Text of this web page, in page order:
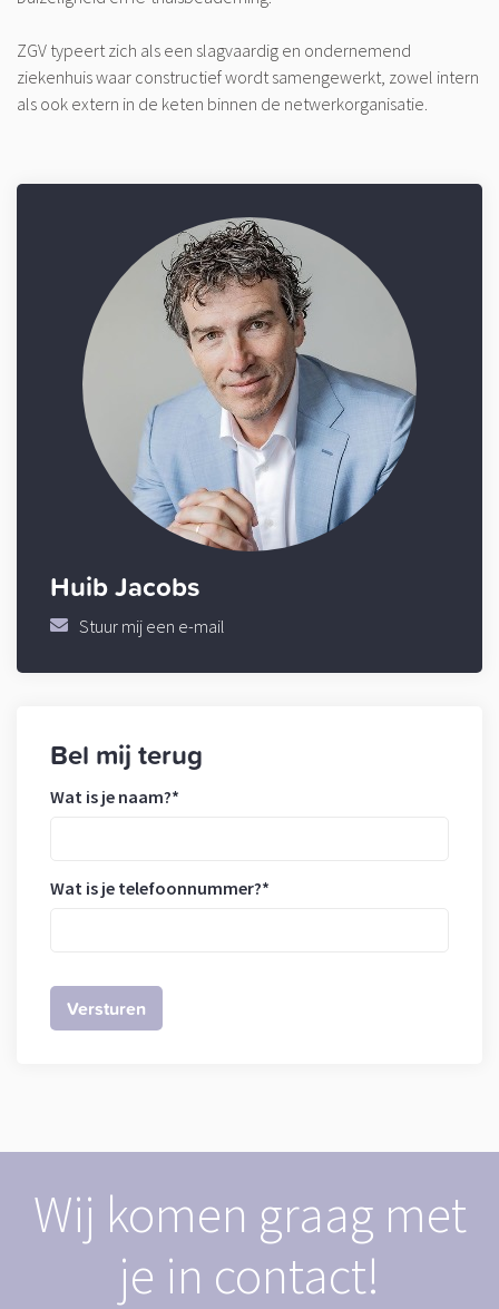
ZGV typeert zich als een slagvaardig en ondernemend
ziekenhuis waar constructief wordt samengewerkt, zowel intern
als ook extern in de keten binnen de netwerkorganisatie.
Huib Jacobs
Stuur mij een e-mail
Bel mij terug
Wat is je naam?*
Wat is je telefoonnummer?*
Wij komen graag met
je in contact!